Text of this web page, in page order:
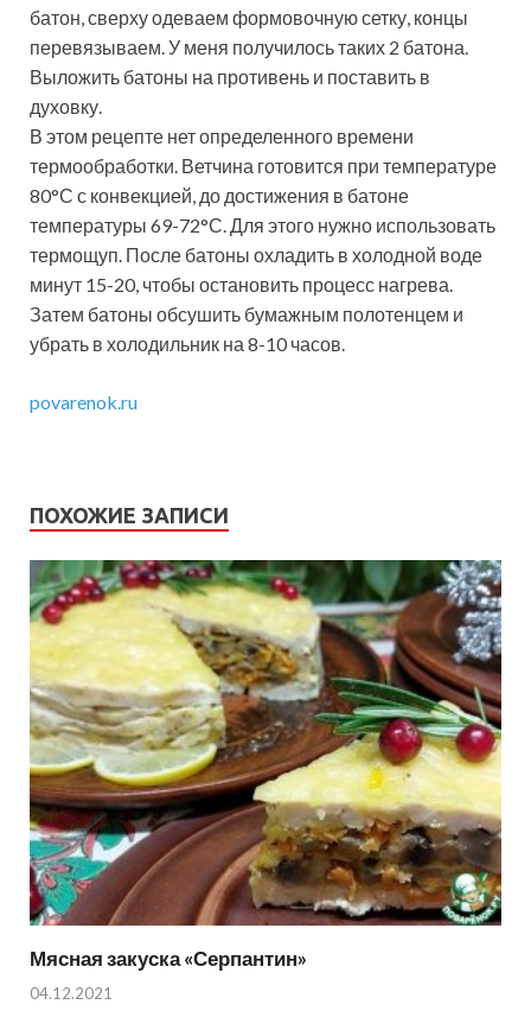
батон, сверху одеваем формовочную сетку, концы
перевязываем. У меня получилось таких 2 батона.
Выложить батоны на противень и поставить в
духовку.
В этом рецепте нет определенного времени
термообработки. Ветчина готовится при температуре
80°С с конвекцией, до достижения в батоне
температуры 69-72°С. Для этого нужно использовать
термощуп. После батоны охладить в холодной воде
минут 15-20, чтобы остановить процесс нагрева.
Затем батоны обсушить бумажным полотенцем и
убрать в холодильник на 8-10 часов.
povarenok.ru
ПОХОЖИЕ ЗАПИСИ
Мясная закуска «Серпантин»
04.12.2021